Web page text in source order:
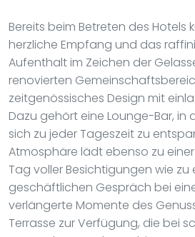
Bereits beim Betreten des Hotels
herzliche Empfang und das
Aufenthalt im Zeichen der
renovierten
zeitgenössisches Design mit
Dazu gehört eine Lounge-Bar, in
sich zu jeder Tageszeit zu
Atmosphäre lädt ebenso zu
Tag voller Besichtigungen wie zu
geschäftlichen Gespräch bei
verlängerte Momente des
Terrasse zur Verfügung, die bei